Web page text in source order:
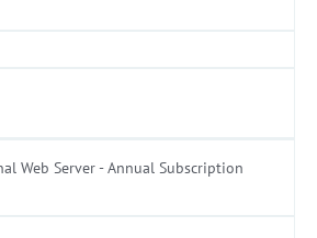
Web Server - Annual Subscription